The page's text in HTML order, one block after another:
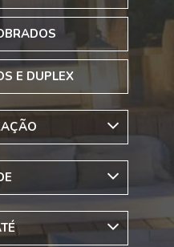
E DUPLEX